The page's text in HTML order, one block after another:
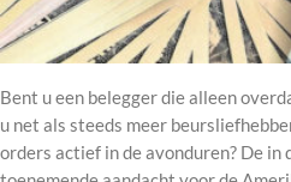
Bent u een belegger die alleen
u net als steeds meer
orders actief in de avonduren? De in